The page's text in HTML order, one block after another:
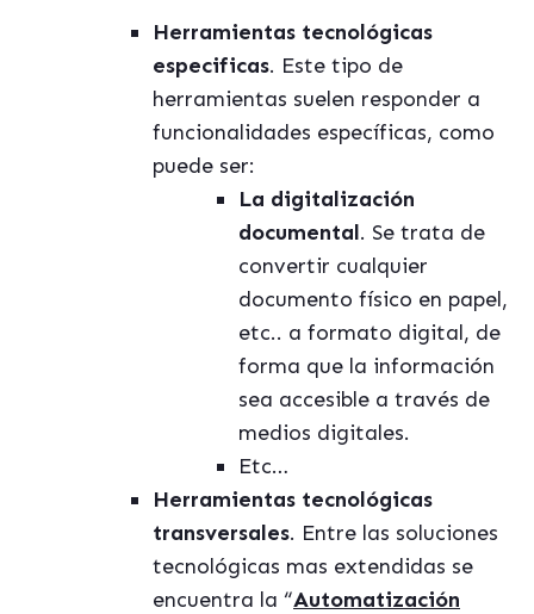
Herramientas tecnológicas
especificas. Este tipo de
herramientas suelen responder a
funcionalidades específicas, como
puede ser:
La digitalización
documental. Se trata de
convertir cualquier
documento físico en papel,
etc.. a formato digital, de
forma que la información
sea accesible a través de
medios digitales.
Etc…
Herramientas tecnológicas
transversales. Entre las soluciones
tecnológicas mas extendidas se
encuentra la “Automatización